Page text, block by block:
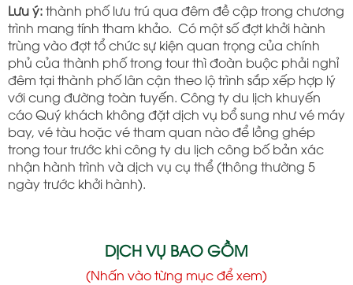
Lưu ý:thành phố lưu trú qua đêm đề cập trong chương
trình mang tính tham khảo. Có một số đợt khởi hành
trùng vào đợt tổ chức sự kiện quan trọng của chính
phủ của thành phố trong tour thì đoàn buộc phải nghỉ
đêm tại thành phố lân cận theo lộ trình sắp xếp hợp lý
với cung đường toàn tuyến. Công ty du lịch khuyến
cáo Quý khách không đặt dịch vụ bổ sung như vé máy
bay, vé tàu hoặc vé tham quan nào để lồng ghép
trong tour trước khi công ty du lịch công bố bản xác
nhận hành trình và dịch vụ cụ thể (thông thường 5
ngày trước khởi hành).
DỊCH VỤ BAO GỒM
(Nhấn vào từng mục để xem)